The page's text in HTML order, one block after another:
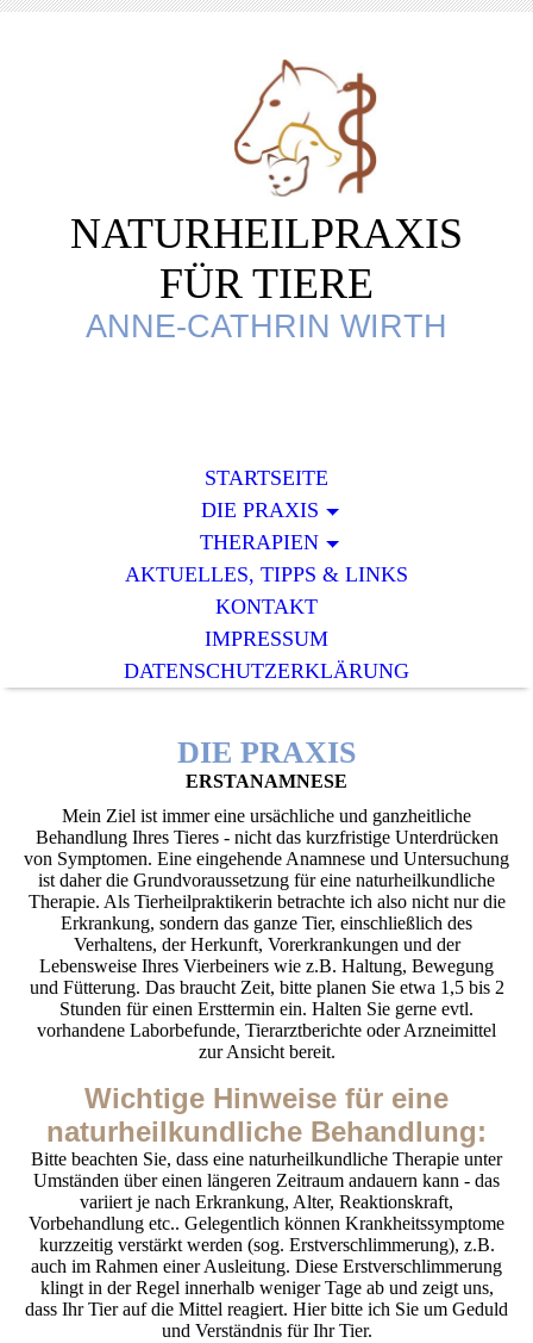
NATURHEILPRAXIS
FÜR TIERE
ANNE-CATHRIN WIRTH
STARTSEITE
DIE PRAXIS
THERAPIEN
AKTUELLES, TIPPS & LINKS
KONTAKT
IMPRESSUM
DATENSCHUTZERKLÄRUNG
DIE PRAXIS
ERSTANAMNESE
Mein Ziel ist immer eine ursächliche und ganzheitliche
Behandlung Ihres Tieres - nicht das kurzfristige Unterdrücken
von Symptomen. Eine eingehende Anamnese und Untersuchung
ist daher die Grundvoraussetzung für eine naturheilkundliche
Therapie. Als Tierheilpraktikerin betrachte ich also nicht nur die
Erkrankung, sondern das ganze Tier, einschließlich des
Verhaltens, der Herkunft, Vorerkrankungen und der
Lebensweise Ihres Vierbeiners wie z.B. Haltung, Bewegung
und Fütterung. Das braucht Zeit, bitte planen Sie etwa 1,5 bis 2
Stunden für einen Ersttermin ein. Halten Sie gerne evtl.
vorhandene Laborbefunde, Tierarztberichte oder Arzneimittel
zur Ansicht bereit.
Wichtige Hinweise für eine
naturheilkundliche Behandlung:
Bitte beachten Sie, dass eine naturheilkundliche Therapie unter
Umständen über einen längeren Zeitraum andauern kann - das
variiert je nach Erkrankung, Alter, Reaktionskraft,
Vorbehandlung etc.. Gelegentlich können Krankheitssymptome
kurzzeitig verstärkt werden (sog. Erstverschlimmerung), z.B.
auch im Rahmen einer Ausleitung. Diese Erstverschlimmerung
klingt in der Regel innerhalb weniger Tage ab und zeigt uns,
dass Ihr Tier auf die Mittel reagiert. Hier bitte ich Sie um Geduld
und Verständnis für Ihr Tier.